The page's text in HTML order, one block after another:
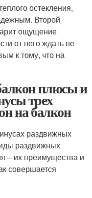
остекления,
Второй
ощущение
от него ждать не
к тому, что на
плюсы и
трех
на балкон
раздвижных
раздвижных
– их преимущества и
совершается